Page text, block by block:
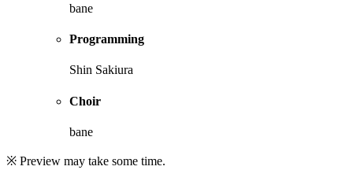
bane
Programming
Shin Sakiura
Choir
bane
※ Preview may take some time.